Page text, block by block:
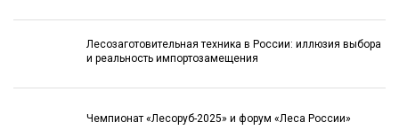
Лесозаготовительная техника в России: иллюзия выбора
и реальность импортозамещения
Чемпионат «Лесоруб-2025» и форум «Леса России»